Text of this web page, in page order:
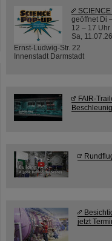
geöffnet Di
12 – 17 Uhr
Sa,
Ernst-Ludwig-Str. 22
Innenstadt Darmstadt
FAIR-
jetzt